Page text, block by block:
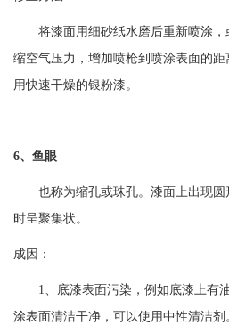
将漆面用细砂纸水磨后重新喷涂
缩空气压力，增加喷枪到喷涂表面的距
用快速干燥的银粉漆。
6、鱼眼
也称为缩孔或珠孔。漆面上出现
时呈聚集状。
成因：
1、底漆表面污染，例如底漆上有
涂表面清洁干净，可以使用中性清洁剂